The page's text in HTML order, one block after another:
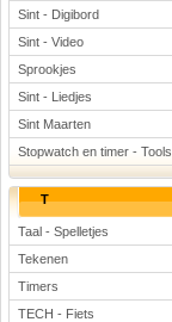
Sint - Digibord
Sint - Video
Sprookjes
Sint - Liedjes
Sint Maarten
Stopwatch en timer - Tools
T
Taal - Spelletjes
Tekenen
Timers
TECH - Fiets